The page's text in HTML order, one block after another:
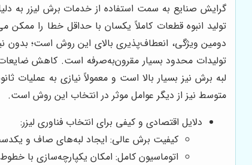
گرایش صنایع به سمت استفاده از خدمات برش لیزر به
تولید انبوه قطعات کاملاً یکسان با حداقل خطا را
دومین ویژگی، انعطاف‌پذیری بالای این روش است؛ بدون
تولیدات محدود بسیار مقرون‌به‌صرفه است. کاهش
لبه برش نیز بسیار بالا است و معمولاً نیازی به
متوسط نیز از دیگر عوامل موثر در انتخاب این روش است.
دلایل اقتصادی و کیفی برای انتخاب فناوری لیزر:
کیفیت برش عالی: ایجاد لبه‌های صاف و یکدست
اتوماسیون کامل: امکان یکپارچه‌سازی با